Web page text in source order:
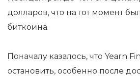
долларов, что на тот момент
биткоина.
Поначалу казалось, что Yearn
остановить, особенно после